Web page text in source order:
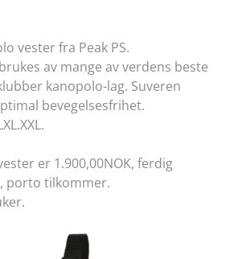
vester fra Peak PS.
av mange av verdens beste
kanopolo-lag. Suveren
bevegelsesfrihet.
er 1.900,00NOK, ferdig
porto tilkommer.